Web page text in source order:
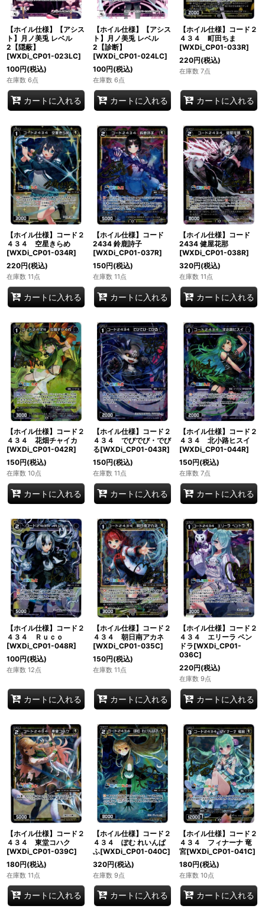
【ホイル仕様】【アシス
ト】月ノ美兎 レベル
2【隠蔽】
[WXDi_CP01-023LC]
100円(税込)
在庫数 6点
カートに入れる
【ホイル仕様】【アシス
ト】月ノ美兎 レベル
2【診断】
[WXDi_CP01-024LC]
100円(税込)
在庫数 6点
カートに入れる
【ホイル仕様】コード２
４３４ 町田ちま
[WXDi_CP01-033R]
220円(税込)
在庫数 7点
カートに入れる
【ホイル仕様】コード２
４３４ 空星きらめ
[WXDi_CP01-034R]
220円(税込)
在庫数 11点
カートに入れる
【ホイル仕様】コード
2434 鈴鹿詩子
[WXDi_CP01-037R]
150円(税込)
在庫数 11点
カートに入れる
【ホイル仕様】コード
2434 健屋花那
[WXDi_CP01-038R]
320円(税込)
在庫数 11点
カートに入れる
【ホイル仕様】コード２
４３４ 花畑チャイカ
[WXDi_CP01-042R]
150円(税込)
在庫数 10点
カートに入れる
【ホイル仕様】コード２
４３４ でびでび・でび
る[WXDi_CP01-043R]
150円(税込)
在庫数 11点
カートに入れる
【ホイル仕様】コード２
４３４ 北小路ヒスイ
[WXDi_CP01-044R]
150円(税込)
在庫数 7点
カートに入れる
【ホイル仕様】コード２
４３４ Ｒｕｃｏ
[WXDi_CP01-048R]
100円(税込)
在庫数 12点
カートに入れる
【ホイル仕様】コード２
４３４ 朝日南アカネ
[WXDi_CP01-035C]
150円(税込)
在庫数 11点
カートに入れる
【ホイル仕様】コード２
４３４ エリーラ ペン
ドラ[WXDi_CP01-
036C]
220円(税込)
在庫数 9点
カートに入れる
【ホイル仕様】コード２
４３４ 東堂コハク
[WXDi_CP01-039C]
180円(税込)
在庫数 11点
カートに入れる
【ホイル仕様】コード２
４３４ ぽむ れいんぱ
ふ[WXDi_CP01-040C]
320円(税込)
在庫数 9点
カートに入れる
【ホイル仕様】コード２
４３４ フィナーナ 竜
宮[WXDi_CP01-041C]
180円(税込)
在庫数 10点
カートに入れる